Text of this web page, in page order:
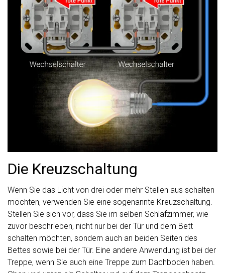
Die Kreuzschaltung
Wenn Sie das Licht von drei oder mehr Stellen aus schalten
möchten, verwenden Sie eine sogenannte Kreuzschaltung.
Stellen Sie sich vor, dass Sie im selben Schlafzimmer, wie
zuvor beschrieben, nicht nur bei der Tür und dem Bett
schalten möchten, sondern auch an beiden Seiten des
Bettes sowie bei der Tür. Eine andere Anwendung ist bei der
Treppe, wenn Sie auch eine Treppe zum Dachboden haben.